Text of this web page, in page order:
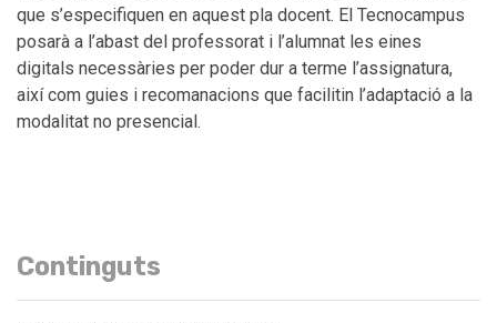
que s’especifiquen en aquest pla docent. El Tecnocampus
posarà a l’abast del professorat i l’alumnat les eines
digitals necessàries per poder dur a terme l’assignatura,
així com guies i recomanacions que facilitin l’adaptació a la
modalitat no presencial.
Continguts